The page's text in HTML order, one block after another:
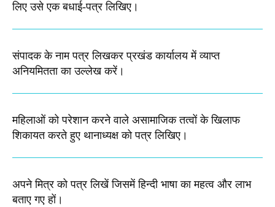
लिए उसे एक बधाई-पत्र लिखिए।
संपादक के नाम पत्र लिखकर प्रखंड कार्यालय में व्याप्त
अनियमितता का उल्लेख करें।
महिलाओं को परेशान करने वाले असामाजिक तत्वों के खिलाफ
शिकायत करते हुए थानाध्यक्ष को पत्र लिखिए।
अपने मित्र को पत्र लिखें जिसमें हिन्दी भाषा का महत्व और लाभ
बताए गए हों।